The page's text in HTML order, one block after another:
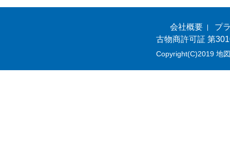
会社概要
プ
古物商許可証 第
Copyright(C)2019 地